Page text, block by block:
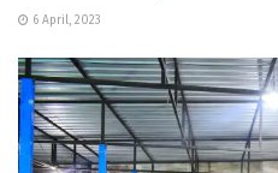
6 April, 2023